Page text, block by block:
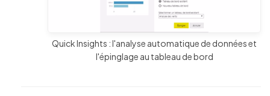
Quick Insights : l'analyse automatique de données et
l'épinglage au tableau de bord